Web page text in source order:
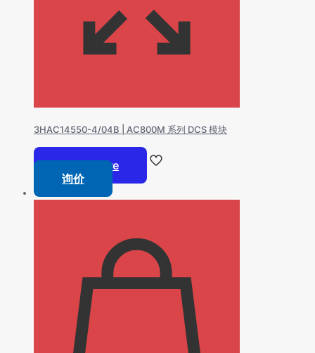
3HAC14550-4/04B | AC800M 系列 DCS 模块
Read more
询价